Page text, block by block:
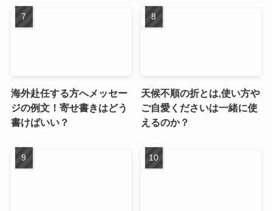
海外赴任する方へメッセー
ジの例文！寄せ書きはどう
書けばいい？
天候不順の折とは,使い方や
ご自愛くださいは一緒に使
えるのか？